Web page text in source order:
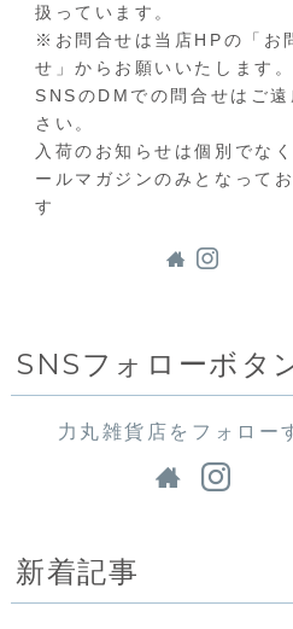
扱っています。
※お問合せは当店HPの「お
せ」からお願いいたします
SNSのDMでの問合せはご遠
さい。
入荷のお知らせは個別でなく
ールマガジンのみとなってお
す
SNSフォローボタ
力丸雑貨店をフォロー
新着記事